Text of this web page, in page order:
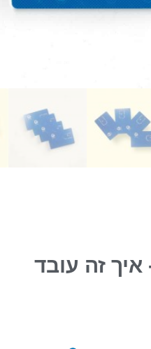
זה עובד